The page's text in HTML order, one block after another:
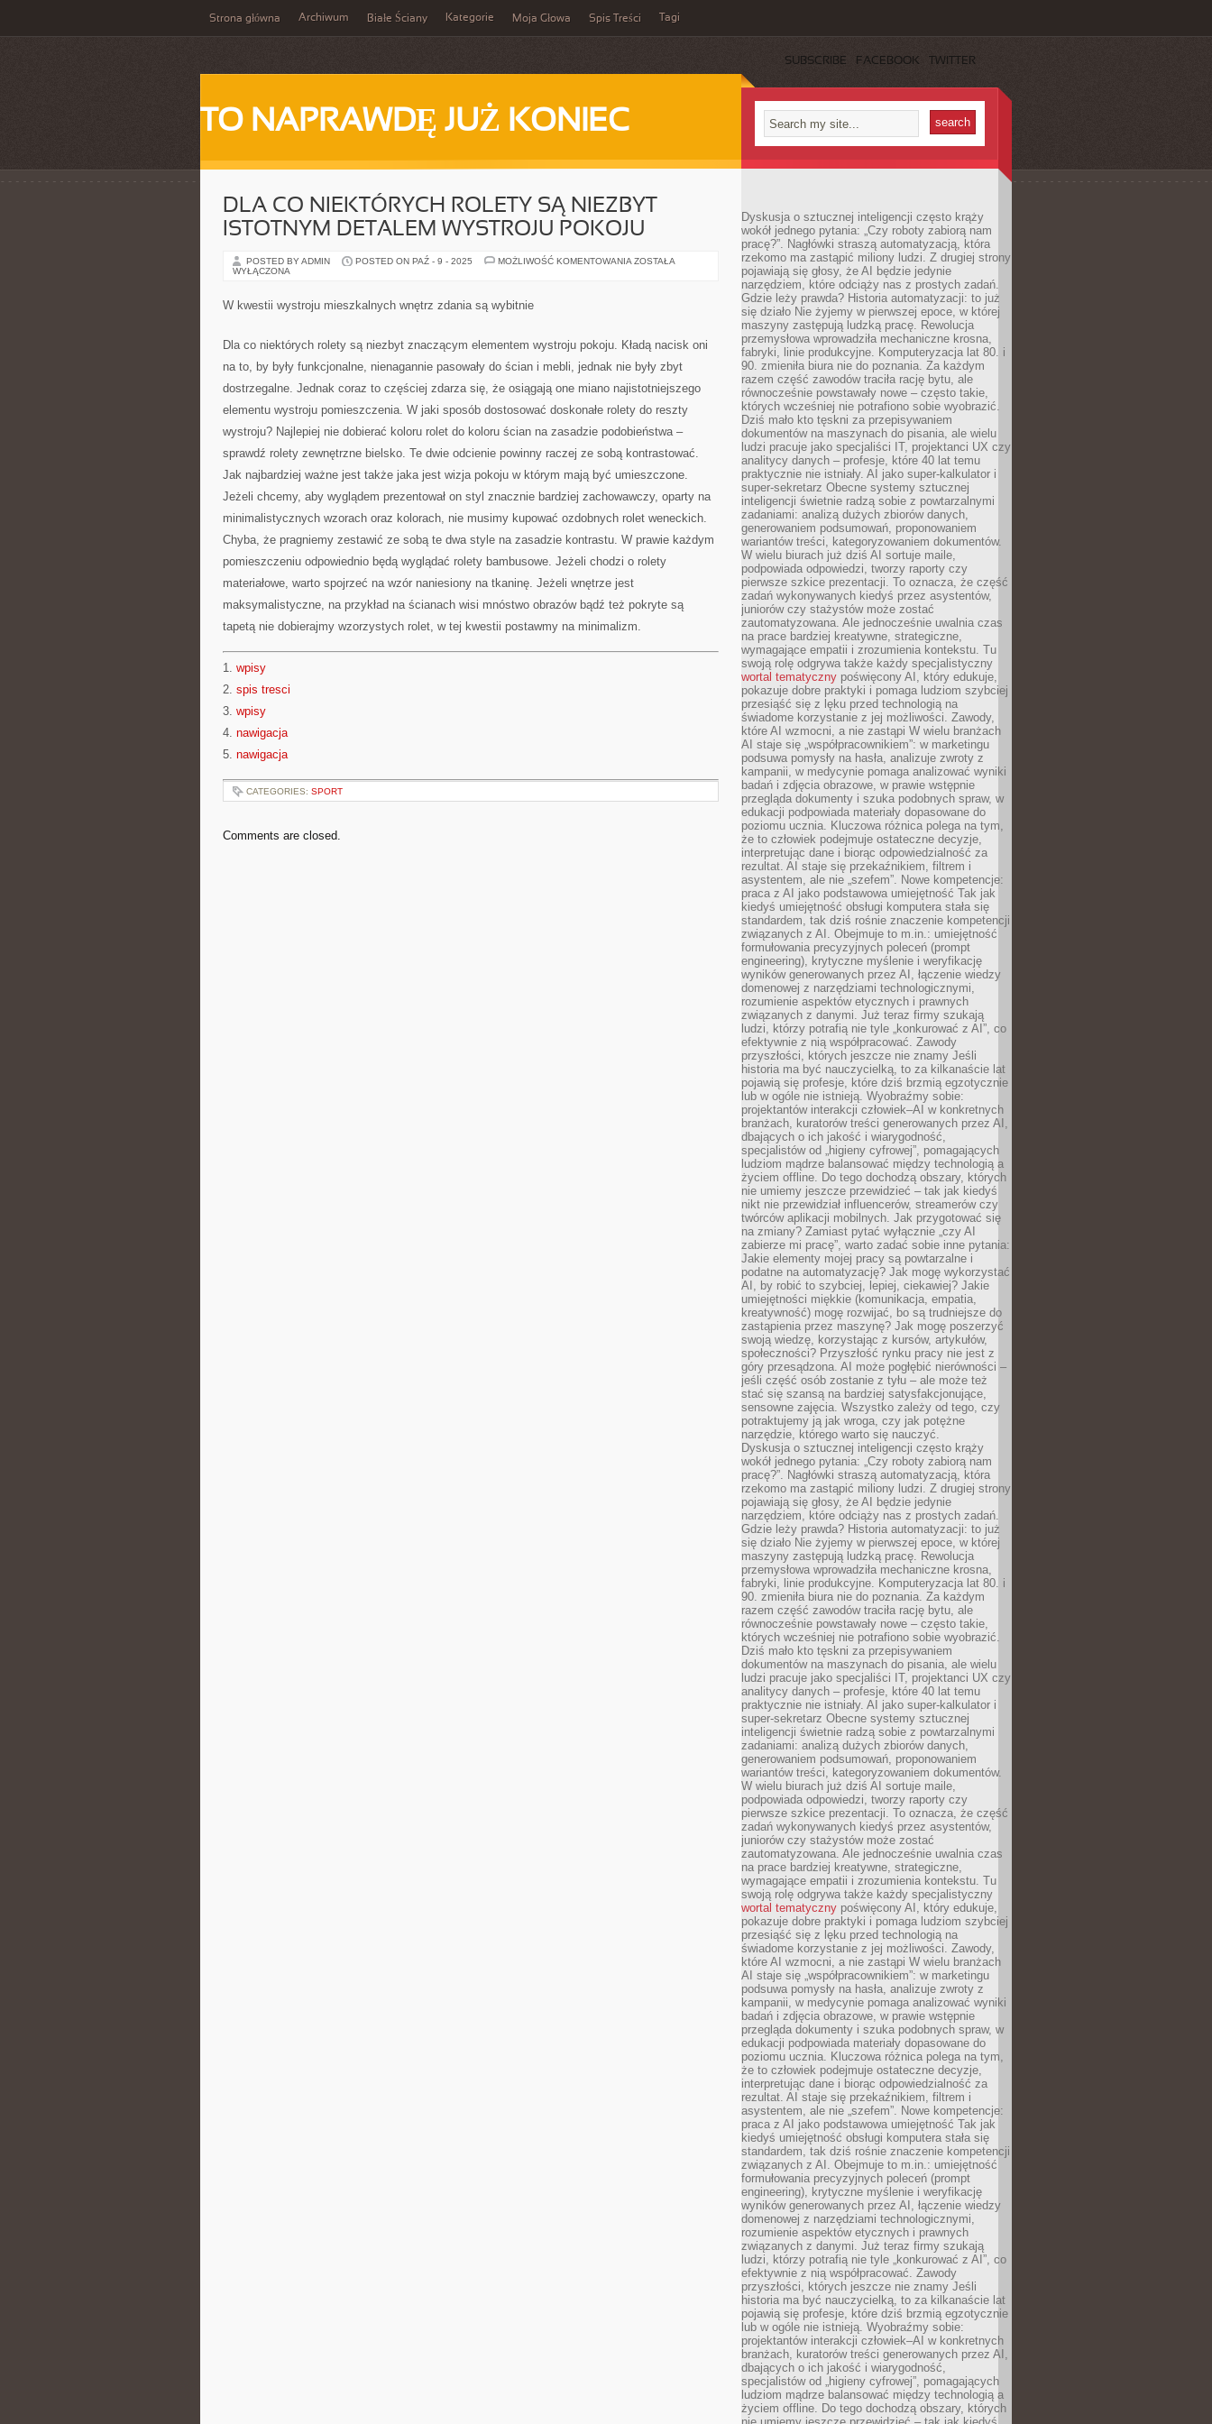
Strona główna Archiwum Białe Ściany Kategorie Moja Głowa Spis Treści Tagi
SUBSCRIBE FACEBOOK TWITTER
TO NAPRAWDĘ JUŻ KONIEC
DLA CO NIEKTÓRYCH ROLETY SĄ NIEZBYT
ISTOTNYM DETALEM WYSTROJU POKOJU
POSTED BY ADMIN POSTED ON PAŹ - 9 - 2025 MOŻLIWOŚĆ KOMENTOWANIA DLA
WYSTROJU
POKOJU
ZOSTAŁA
WYŁĄCZONA
W kwestii wystroju mieszkalnych wnętrz zdania są wybitnie
Dla co niektórych rolety są niezbyt znaczącym elementem wystroju pokoju. Kładą nacisk oni
na to, by były funkcjonalne, nienagannie pasowały do ścian i mebli, jednak nie były zbyt
dostrzegalne. Jednak coraz to częściej zdarza się, że osiągają one miano najistotniejszego
elementu wystroju pomieszczenia. W jaki sposób dostosować doskonałe rolety do reszty
wystroju? Najlepiej nie dobierać koloru rolet do koloru ścian na zasadzie podobieństwa –
sprawdź rolety zewnętrzne bielsko. Te dwie odcienie powinny raczej ze sobą kontrastować.
Jak najbardziej ważne jest także jaka jest wizja pokoju w którym mają być umieszczone.
Jeżeli chcemy, aby wyglądem prezentował on styl znacznie bardziej zachowawczy, oparty na
minimalistycznych wzorach oraz kolorach, nie musimy kupować ozdobnych rolet weneckich.
Chyba, że pragniemy zestawić ze sobą te dwa style na zasadzie kontrastu. W prawie każdym
pomieszczeniu odpowiednio będą wyglądać rolety bambusowe. Jeżeli chodzi o rolety
materiałowe, warto spojrzeć na wzór naniesiony na tkaninę. Jeżeli wnętrze jest
maksymalistyczne, na przykład na ścianach wisi mnóstwo obrazów bądź też pokryte są
tapetą nie dobierajmy wzorzystych rolet, w tej kwestii postawmy na minimalizm.
1. wpisy
2. spis tresci
3. wpisy
4. nawigacja
5. nawigacja
CATEGORIES: SPORT
Comments are closed.
Dyskusja o sztucznej inteligencji często krąży
wokół jednego pytania: „Czy roboty zabiorą nam
pracę?”. Nagłówki straszą automatyzacją, która
rzekomo ma zastąpić miliony ludzi. Z drugiej strony
pojawiają się głosy, że AI będzie jedynie
narzędziem, które odciąży nas z prostych zadań.
Gdzie leży prawda? Historia automatyzacji: to już
się działo Nie żyjemy w pierwszej epoce, w której
maszyny zastępują ludzką pracę. Rewolucja
przemysłowa wprowadziła mechaniczne krosna,
fabryki, linie produkcyjne. Komputeryzacja lat 80. i
90. zmieniła biura nie do poznania. Za każdym
razem część zawodów traciła rację bytu, ale
równocześnie powstawały nowe – często takie,
których wcześniej nie potrafiono sobie wyobrazić.
Dziś mało kto tęskni za przepisywaniem
dokumentów na maszynach do pisania, ale wielu
ludzi pracuje jako specjaliści IT, projektanci UX czy
analitycy danych – profesje, które 40 lat temu
praktycznie nie istniały. AI jako super-kalkulator i
super-sekretarz Obecne systemy sztucznej
inteligencji świetnie radzą sobie z powtarzalnymi
zadaniami: analizą dużych zbiorów danych,
generowaniem podsumowań, proponowaniem
wariantów treści, kategoryzowaniem dokumentów.
W wielu biurach już dziś AI sortuje maile,
podpowiada odpowiedzi, tworzy raporty czy
pierwsze szkice prezentacji. To oznacza, że część
zadań wykonywanych kiedyś przez asystentów,
juniorów czy stażystów może zostać
zautomatyzowana. Ale jednocześnie uwalnia czas
na prace bardziej kreatywne, strategiczne,
wymagające empatii i zrozumienia kontekstu. Tu
swoją rolę odgrywa także każdy specjalistyczny
wortal tematyczny poświęcony AI, który edukuje,
pokazuje dobre praktyki i pomaga ludziom szybciej
przesiąść się z lęku przed technologią na
świadome korzystanie z jej możliwości. Zawody,
które AI wzmocni, a nie zastąpi W wielu branżach
AI staje się „współpracownikiem”: w marketingu
podsuwa pomysły na hasła, analizuje zwroty z
kampanii, w medycynie pomaga analizować wyniki
badań i zdjęcia obrazowe, w prawie wstępnie
przegląda dokumenty i szuka podobnych spraw, w
edukacji podpowiada materiały dopasowane do
poziomu ucznia. Kluczowa różnica polega na tym,
że to człowiek podejmuje ostateczne decyzje,
interpretując dane i biorąc odpowiedzialność za
rezultat. AI staje się przekaźnikiem, filtrem i
asystentem, ale nie „szefem”. Nowe kompetencje:
praca z AI jako podstawowa umiejętność Tak jak
kiedyś umiejętność obsługi komputera stała się
standardem, tak dziś rośnie znaczenie kompetencji
związanych z AI. Obejmuje to m.in.: umiejętność
formułowania precyzyjnych poleceń (prompt
engineering), krytyczne myślenie i weryfikację
wyników generowanych przez AI, łączenie wiedzy
domenowej z narzędziami technologicznymi,
rozumienie aspektów etycznych i prawnych
związanych z danymi. Już teraz firmy szukają
ludzi, którzy potrafią nie tyle „konkurować z AI”, co
efektywnie z nią współpracować. Zawody
przyszłości, których jeszcze nie znamy Jeśli
historia ma być nauczycielką, to za kilkanaście lat
pojawią się profesje, które dziś brzmią egzotycznie
lub w ogóle nie istnieją. Wyobraźmy sobie:
projektantów interakcji człowiek–AI w konkretnych
branżach, kuratorów treści generowanych przez AI,
dbających o ich jakość i wiarygodność,
specjalistów od „higieny cyfrowej”, pomagających
ludziom mądrze balansować między technologią a
życiem offline. Do tego dochodzą obszary, których
nie umiemy jeszcze przewidzieć – tak jak kiedyś
nikt nie przewidział influencerów, streamerów czy
twórców aplikacji mobilnych. Jak przygotować się
na zmiany? Zamiast pytać wyłącznie „czy AI
zabierze mi pracę”, warto zadać sobie inne pytania:
Jakie elementy mojej pracy są powtarzalne i
podatne na automatyzację? Jak mogę wykorzystać
AI, by robić to szybciej, lepiej, ciekawiej? Jakie
umiejętności miękkie (komunikacja, empatia,
kreatywność) mogę rozwijać, bo są trudniejsze do
zastąpienia przez maszynę? Jak mogę poszerzyć
swoją wiedzę, korzystając z kursów, artykułów,
społeczności? Przyszłość rynku pracy nie jest z
góry przesądzona. AI może pogłębić nierówności –
jeśli część osób zostanie z tyłu – ale może też
stać się szansą na bardziej satysfakcjonujące,
sensowne zajęcia. Wszystko zależy od tego, czy
potraktujemy ją jak wroga, czy jak potężne
narzędzie, którego warto się nauczyć.
Dyskusja o sztucznej inteligencji często krąży
wokół jednego pytania: „Czy roboty zabiorą nam
pracę?”. Nagłówki straszą automatyzacją, która
rzekomo ma zastąpić miliony ludzi. Z drugiej strony
pojawiają się głosy, że AI będzie jedynie
narzędziem, które odciąży nas z prostych zadań.
Gdzie leży prawda? Historia automatyzacji: to już
się działo Nie żyjemy w pierwszej epoce, w której
maszyny zastępują ludzką pracę. Rewolucja
przemysłowa wprowadziła mechaniczne krosna,
fabryki, linie produkcyjne. Komputeryzacja lat 80. i
90. zmieniła biura nie do poznania. Za każdym
razem część zawodów traciła rację bytu, ale
równocześnie powstawały nowe – często takie,
których wcześniej nie potrafiono sobie wyobrazić.
Dziś mało kto tęskni za przepisywaniem
dokumentów na maszynach do pisania, ale wielu
ludzi pracuje jako specjaliści IT, projektanci UX czy
analitycy danych – profesje, które 40 lat temu
praktycznie nie istniały. AI jako super-kalkulator i
super-sekretarz Obecne systemy sztucznej
inteligencji świetnie radzą sobie z powtarzalnymi
zadaniami: analizą dużych zbiorów danych,
generowaniem podsumowań, proponowaniem
wariantów treści, kategoryzowaniem dokumentów.
W wielu biurach już dziś AI sortuje maile,
podpowiada odpowiedzi, tworzy raporty czy
pierwsze szkice prezentacji. To oznacza, że część
zadań wykonywanych kiedyś przez asystentów,
juniorów czy stażystów może zostać
zautomatyzowana. Ale jednocześnie uwalnia czas
na prace bardziej kreatywne, strategiczne,
wymagające empatii i zrozumienia kontekstu. Tu
swoją rolę odgrywa także każdy specjalistyczny
wortal tematyczny poświęcony AI, który edukuje,
pokazuje dobre praktyki i pomaga ludziom szybciej
przesiąść się z lęku przed technologią na
świadome korzystanie z jej możliwości. Zawody,
które AI wzmocni, a nie zastąpi W wielu branżach
AI staje się „współpracownikiem”: w marketingu
podsuwa pomysły na hasła, analizuje zwroty z
kampanii, w medycynie pomaga analizować wyniki
badań i zdjęcia obrazowe, w prawie wstępnie
przegląda dokumenty i szuka podobnych spraw, w
edukacji podpowiada materiały dopasowane do
poziomu ucznia. Kluczowa różnica polega na tym,
że to człowiek podejmuje ostateczne decyzje,
interpretując dane i biorąc odpowiedzialność za
rezultat. AI staje się przekaźnikiem, filtrem i
asystentem, ale nie „szefem”. Nowe kompetencje:
praca z AI jako podstawowa umiejętność Tak jak
kiedyś umiejętność obsługi komputera stała się
standardem, tak dziś rośnie znaczenie kompetencji
związanych z AI. Obejmuje to m.in.: umiejętność
formułowania precyzyjnych poleceń (prompt
engineering), krytyczne myślenie i weryfikację
wyników generowanych przez AI, łączenie wiedzy
domenowej z narzędziami technologicznymi,
rozumienie aspektów etycznych i prawnych
związanych z danymi. Już teraz firmy szukają
ludzi, którzy potrafią nie tyle „konkurować z AI”, co
efektywnie z nią współpracować. Zawody
przyszłości, których jeszcze nie znamy Jeśli
historia ma być nauczycielką, to za kilkanaście lat
pojawią się profesje, które dziś brzmią egzotycznie
lub w ogóle nie istnieją. Wyobraźmy sobie:
projektantów interakcji człowiek–AI w konkretnych
branżach, kuratorów treści generowanych przez AI,
dbających o ich jakość i wiarygodność,
specjalistów od „higieny cyfrowej”, pomagających
ludziom mądrze balansować między technologią a
życiem offline. Do tego dochodzą obszary, których